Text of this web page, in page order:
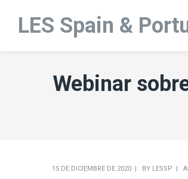
LES Spain &
Webinar
15 DE DICIEMBRE DE 2020 BY LESSP